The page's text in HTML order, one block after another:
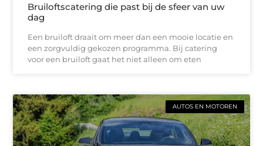
Bruiloftscatering die past bij de sfeer van uw
dag
Een bruiloft draait om meer dan een mooie locatie en
een zorgvuldig gekozen programma. Bij catering
voor een bruiloft gaat het niet alleen om eten
AUTOS EN MOTOREN